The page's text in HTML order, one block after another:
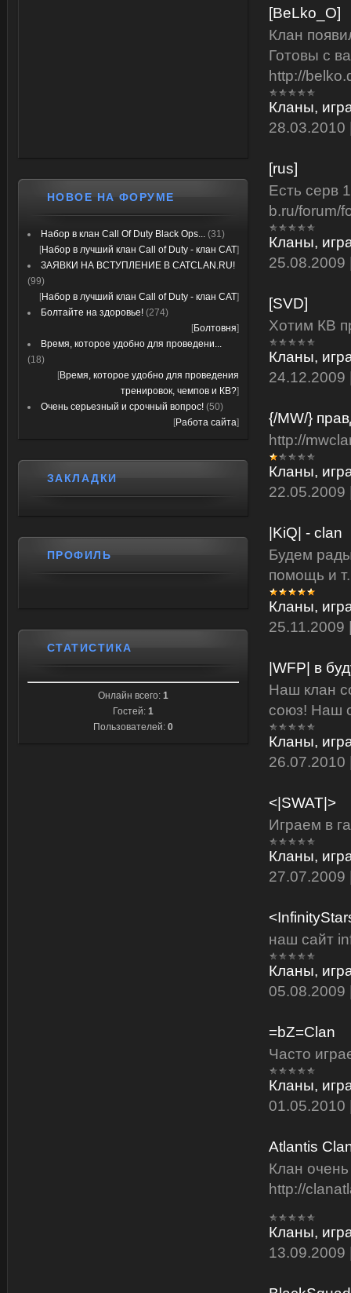
[BeLko_O]
Клан
Готовы с
http://
Кланы,
28.03.2010
[rus]
Есть серв
b.ru/forum/
Кланы,
25.08.2009
[SVD]
Хотим КВ
Кланы,
24.12.2009
{/MW/}
http://
Кланы,
22.05.2009
|KiQ| - clan
Будем
помощь и
Кланы,
25.11.2009
|WFP| в
Наш клан
союз! Наш
Кланы,
26.07.2010
<|SWAT|>
Играем в
Кланы,
27.07.2009
наш сайт
Кланы,
05.08.2009
=bZ=Clan
Часто
Кланы,
01.05.2010
Atlantis
Клан
http://
Кланы,
13.09.2009
НОВОЕ НА ФОРУМЕ
Набор в клан Call Of Duty Black Ops... (31)
[Набор в лучший клан Call of Duty - клан CAT]
ЗАЯВКИ НА ВСТУПЛЕНИЕ В CATCLAN.RU!
(99)
[Набор в лучший клан Call of Duty - клан CAT]
Болтайте на здоровье! (274)
[Болтовня]
Время, которое удобно для проведени...
(18)
[Время, которое удобно для проведения
тренировок, чемпов и КВ?]
Очень серьезный и срочный вопрос! (50)
[Работа сайта]
ЗАКЛАДКИ
ПРОФИЛЬ
СТАТИСТИКА
Онлайн всего: 1
Гостей: 1
Пользователей: 0